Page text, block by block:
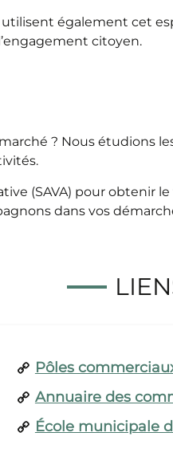
utilisent également cet
citoyen.
? Nous étudions
(SAVA) pour obtenir
dans vos
Pôles
Annuaire des
École municipale